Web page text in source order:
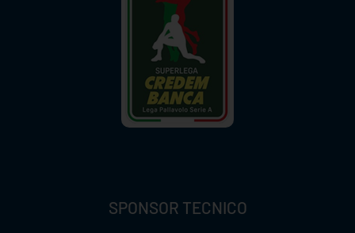
SPONSOR TECNICO